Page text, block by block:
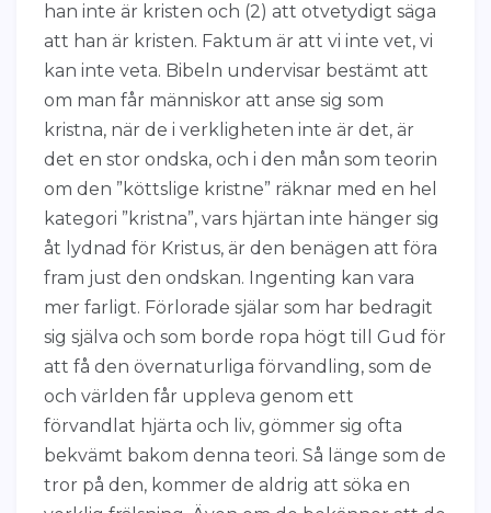
han inte är kristen och (2) att otvetydigt säga
att han är kristen. Faktum är att vi inte vet, vi
kan inte veta. Bibeln undervisar bestämt att
om man får människor att anse sig som
kristna, när de i verkligheten inte är det, är
det en stor ondska, och i den mån som teorin
om den ”köttslige kristne” räknar med en hel
kategori ”kristna”, vars hjärtan inte hänger sig
åt lydnad för Kristus, är den benägen att föra
fram just den ondskan. Ingenting kan vara
mer farligt. Förlorade själar som har bedragit
sig själva och som borde ropa högt till Gud för
att få den övernaturliga förvandling, som de
och världen får uppleva genom ett
förvandlat hjärta och liv, gömmer sig ofta
bekvämt bakom denna teori. Så länge som de
tror på den, kommer de aldrig att söka en